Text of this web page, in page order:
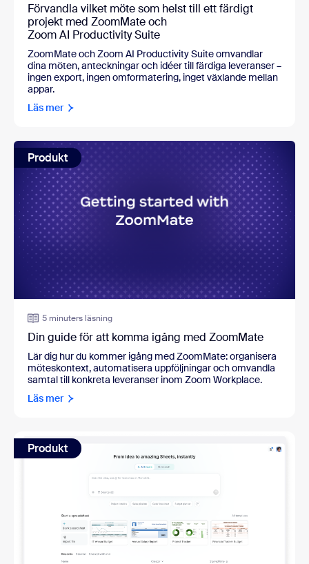
Förvandla vilket möte som helst till ett färdigt
projekt med ZoomMate och
Zoom AI Productivity Suite
ZoomMate och Zoom AI Productivity Suite omvandlar
dina möten, anteckningar och idéer till färdiga leveranser –
ingen export, ingen omformatering, inget växlande mellan
appar.
Läs mer
Produkt
5 minuters läsning
Din guide för att komma igång med ZoomMate
Lär dig hur du kommer igång med ZoomMate: organisera
möteskontext, automatisera uppföljningar och omvandla
samtal till konkreta leveranser inom Zoom Workplace.
Läs mer
Produkt